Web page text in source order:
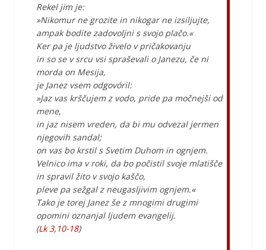
Rekel jim je:
»Nikomur ne grozite in nikogar ne izsiljujte,
ampak bodite zadovoljni s svojo plačo.«
Ker pa je ljudstvo živelo v pričakovanju
in so se v srcu vsi spraševali o Janezu, če ni
morda on Mesija,
je Janez vsem odgovóril:
»Jaz vas krščujem z vodo, pride pa močnejši od
mene,
in jaz nisem vreden, da bi mu odvezal jermen
njegovih sandal;
on vas bo krstil s Svetim Duhom in ognjem.
Velnico ima v roki, da bo počistil svoje mlatišče
in spravil žito v svojo kaščo,
pleve pa sežgal z neugasljivim ognjem.«
Tako je torej Janez še z mnogimi drugimi
opomini oznanjal ljudem evangelij.
(Lk 3,10-18)